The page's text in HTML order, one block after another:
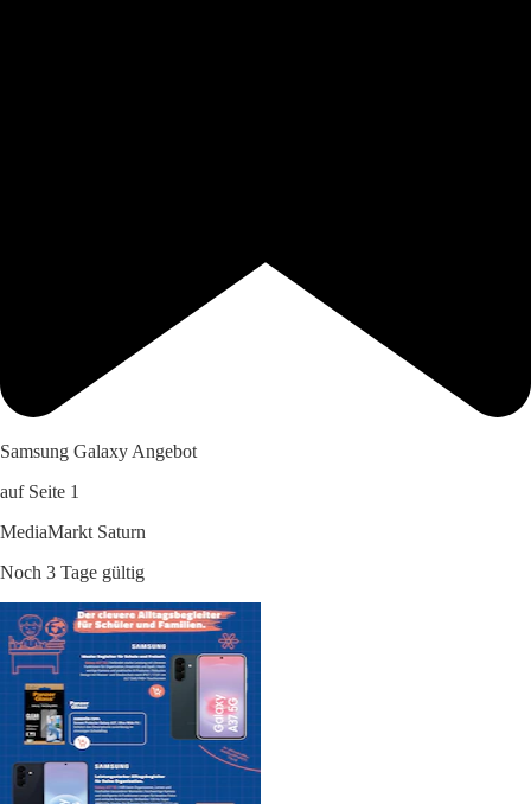
Samsung Galaxy Angebot
auf Seite 1
MediaMarkt Saturn
Noch 3 Tage gültig